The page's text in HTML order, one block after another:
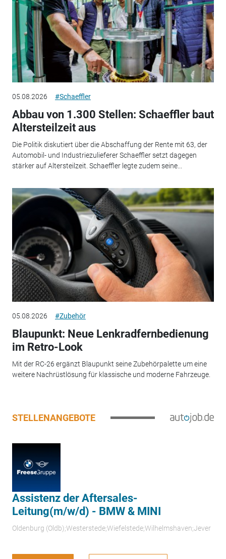
05.08.2026 #Schaeffler
Abbau von 1.300 Stellen: Schaeffler baut
Altersteilzeit aus
Die Politik diskutiert über die Abschaffung der Rente mit 63, der
Automobil- und Industriezulieferer Schaeffler setzt dagegen
stärker auf Altersteilzeit. Schaeffler legte zudem seine...
05.08.2026 #Zubehör
Blaupunkt: Neue Lenkradfernbedienung
im Retro-Look
Mit der RC-26 ergänzt Blaupunkt seine Zubehörpalette um eine
weitere Nachrüstlösung für klassische und moderne Fahrzeuge.
STELLENANGEBOTE
Assistenz der Aftersales-
Leitung(m/w/d) - BMW & MINI
Oldenburg (Oldb);Westerstede;Wiefelstede;Wilhelmshaven;Jever